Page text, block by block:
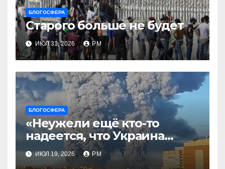
БЛОГОСФЕРА
Старого больше не будет
ИЮЛ 31, 2026 РМ
БЛОГОСФЕРА
«Неужели ещё кто-то
надеется, что Украина
будет действовать
непоследовательно?»
ИЮЛ 19, 2026 РМ